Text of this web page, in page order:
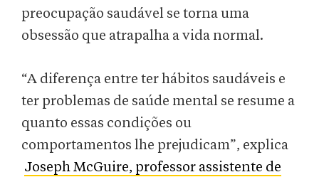
preocupação saudável se torna uma
obsessão que atrapalha a vida normal.
“A diferença entre ter hábitos saudáveis e
ter problemas de saúde mental se resume a
quanto essas condições ou
comportamentos lhe prejudicam”, explica
Joseph McGuire, professor assistente de